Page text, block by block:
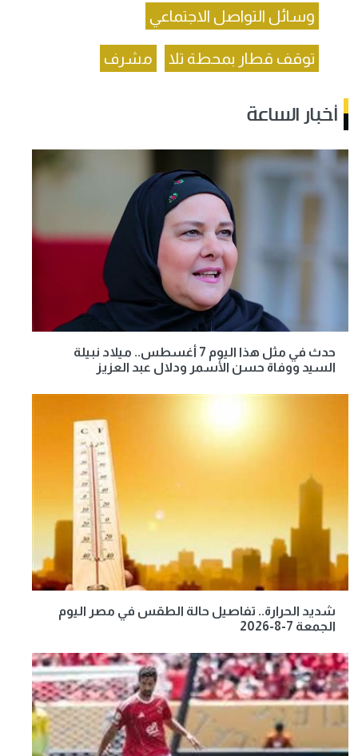
وسائل التواصل الاجتماعي
توقف قطار بمحطة تلا مشرف
أخبار الساعة
حدث في مثل هذا اليوم 7 أغسطس.. ميلاد نبيلة
السيد ووفاة حسن الأسمر ودلال عبد العزيز
شديد الحرارة.. تفاصيل حالة الطقس في مصر اليوم
الجمعة 7-8-2026